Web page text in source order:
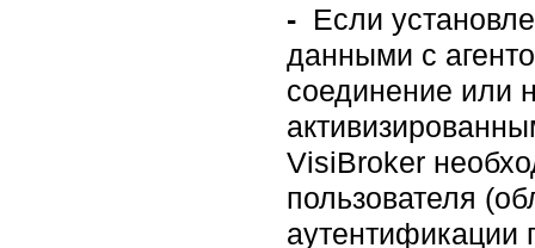
- Если
данными с
соединение или
VisiBroker
пользователя
аутентификации